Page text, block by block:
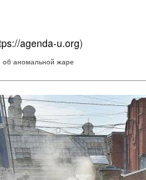
agenda-u.org)
об аномальной жаре